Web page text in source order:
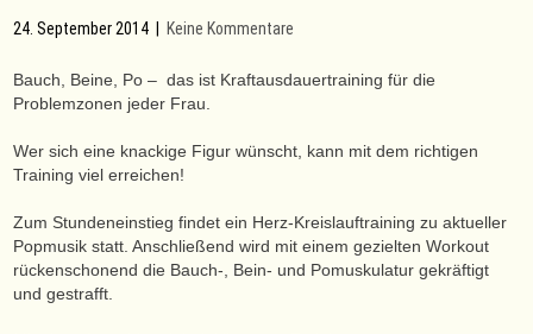
24. September 2014 Keine Kommentare
Bauch, Beine, Po – das ist Kraftausdauertraining für die
Problemzonen jeder Frau.
Wer sich eine knackige Figur wünscht, kann mit dem richtigen
Training viel erreichen!
Zum Stundeneinstieg findet ein Herz-Kreislauftraining zu aktueller
Popmusik statt. Anschließend wird mit einem gezielten Workout
rückenschonend die Bauch-, Bein- und Pomuskulatur gekräftigt
und gestrafft.